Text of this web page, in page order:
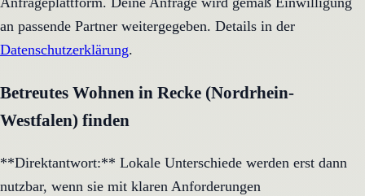
an passende Partner weitergegeben. Details in der
Datenschutzerklärung.
Betreutes Wohnen in Recke (Nordrhein-
Westfalen) finden
**Direktantwort:** Lokale Unterschiede werden erst dann
nutzbar, wenn sie mit klaren Anforderungen